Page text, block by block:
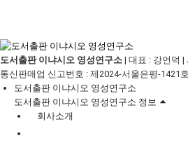
도서출판 이냐시오 영성연구소 | 대표 : 강언덕 |
통신판매업 신고번호 : 제2024-서울은평-1421호
도서출판 이냐시오 영성연구소
도서출판 이냐시오 영성연구소 정보
회사소개